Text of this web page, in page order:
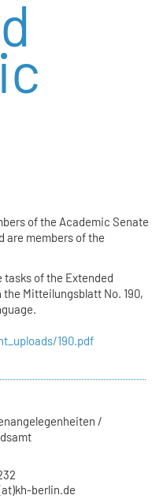
of the Academic Senate
are members of the
of the Extended
Mitteilungsblatt No. 190,
190.pdf
/
berlin.de